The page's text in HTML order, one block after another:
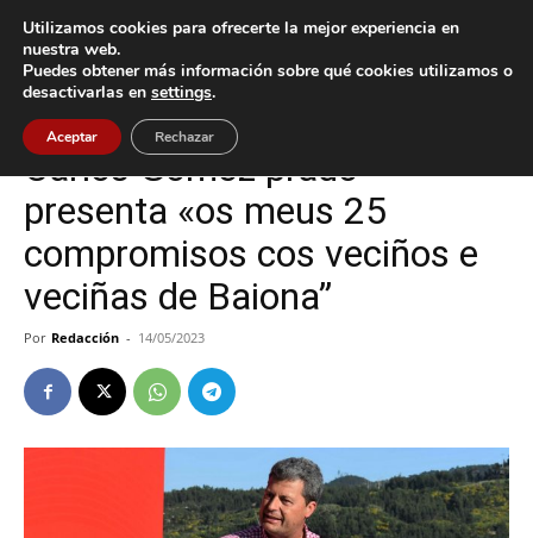
Inicio Baiona
Baiona Política
Carlos Gómez prado
presenta «os meus 25
compromisos cos veciños e
veciñas de Baiona”
Por Redacción - 14/05/2023
Utilizamos cookies para ofrecerte la mejor experiencia en
nuestra web.
Puedes obtener más información sobre qué cookies utilizamos o
desactivarlas en settings.
Aceptar Rechazar